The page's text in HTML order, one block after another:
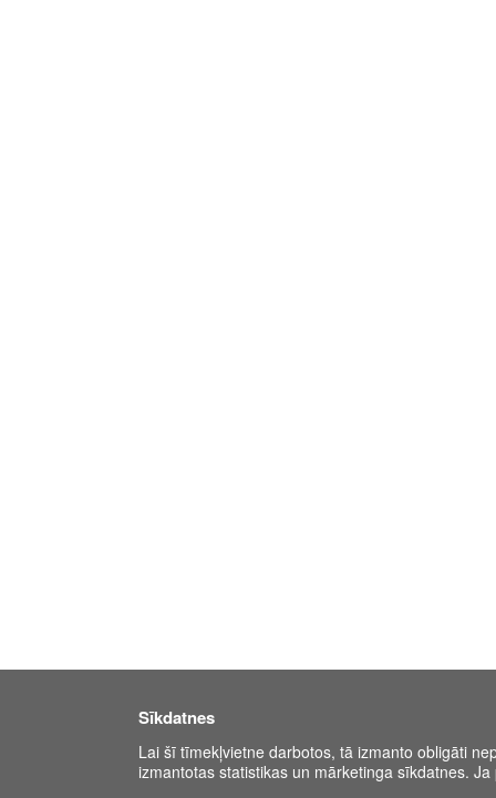
Sīkdatnes
Lai šī tīmekļvietne darbotos, tā izmanto obligāti
izmantotas statistikas un mārketinga sīkdatnes.